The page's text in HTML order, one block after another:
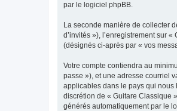
par le logiciel phpBB.
La seconde manière de collecter
d’invités »), l’enregistrement sur
(désignés ci-après par « vos
Votre compte contiendra au
passe »), et une adresse courriel
applicables dans le pays qui nous
discrétion de « Guitare Classique
générés automatiquement par le